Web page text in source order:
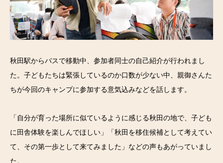
秋田駅からバスで移動中、参加者同士の自己紹介が行われまし
た。子どもたちは緊張しているのか口数が少ない中、親御さんた
ちが今回のキャンプに参加する意気込みなどを話します。
「自分が育った場所に似ているように感じる秋田の地で、子ども
に田舎体験を楽しんでほしい」「秋田を移住候補として考えてい
て、その第一歩として来てみました」などの声もあがっていまし
た。